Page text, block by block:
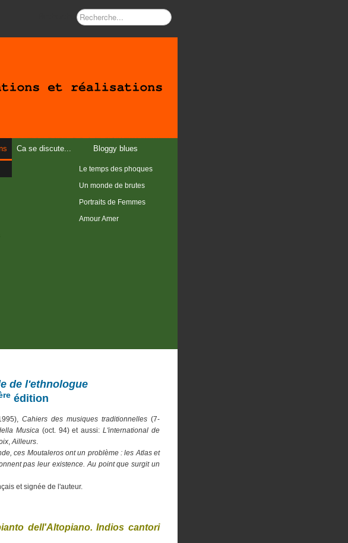
Ca se discute... Bloggy blues
Le temps des phoques
Un monde de brutes
Portraits de Femmes
Amour Amer
de l'ethnologue
édition
Cahiers des musiques traditionnelles (7-
Musica(oct. 94) et aussi:L'international de
,Ailleurs.
ces Moutaleros ont un problème : les Atlas et
pas leur existence. Au point que surgit un
et signée de l'auteur.
dell'Altopiano. Indios cantori